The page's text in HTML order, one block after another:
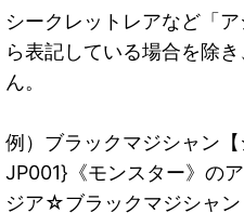
シークレットレアなど「
ら表記している場合を除
ん。
例）ブラックマジシャン
JP001}《モンスター》の
ジア☆ブラックマジシャ